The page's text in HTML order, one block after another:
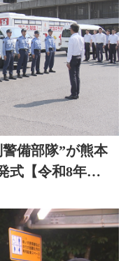
備部隊”が熊本
式【令和8年熊